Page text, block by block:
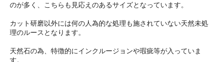
のが多く、こちらも見応えのあるサイズとなっています。
カット研磨以外には何の人為的な処理も施されていない天然未処
理のルースとなります。
天然石の為、特徴的にインクルージョンや瑕疵等が入っていま
す。